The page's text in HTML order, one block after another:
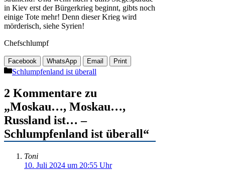
in Kiev erst der Bürgerkrieg beginnt, gibts noch
einige Tote mehr! Denn dieser Krieg wird
mörderisch, siehe Syrien!
Chefschlumpf
Facebook WhatsApp Email Print
Kategorien
Schlumpfenland ist überall
2 Kommentare zu
„Moskau…, Moskau…,
Russland ist… –
Schlumpfenland ist überall“
Toni
10. Juli 2024 um 20:55 Uhr